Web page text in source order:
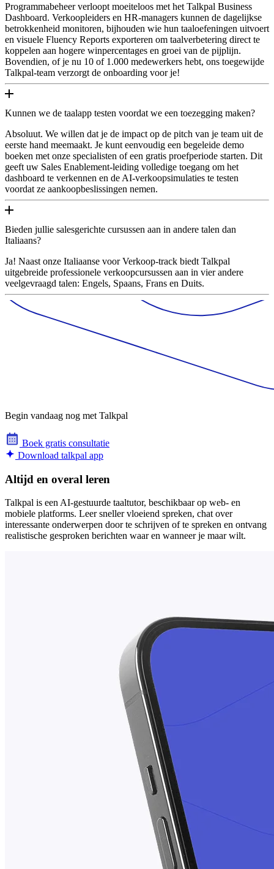
Programmabeheer verloopt moeiteloos met het Talkpal Business
Dashboard. Verkoopleiders en HR-managers kunnen de dagelijkse
betrokkenheid monitoren, bijhouden wie hun taaloefeningen uitvoert
en visuele Fluency Reports exporteren om taalverbetering direct te
koppelen aan hogere winpercentages en groei van de pijplijn.
Bovendien, of je nu 10 of 1.000 medewerkers hebt, ons toegewijde
Talkpal-team verzorgt de onboarding voor je!
Kunnen we de taalapp testen voordat we een toezegging maken?
Absoluut. We willen dat je de impact op de pitch van je team uit de
eerste hand meemaakt. Je kunt eenvoudig een begeleide demo
boeken met onze specialisten of een gratis proefperiode starten. Dit
geeft uw Sales Enablement-leiding volledige toegang om het
dashboard te verkennen en de AI-verkoopsimulaties te testen
voordat ze aankoopbeslissingen nemen.
Bieden jullie salesgerichte cursussen aan in andere talen dan
Italiaans?
Ja! Naast onze Italiaanse voor Verkoop-track biedt Talkpal
uitgebreide professionele verkoopcursussen aan in vier andere
veelgevraagd talen: Engels, Spaans, Frans en Duits.
Begin vandaag nog met Talkpal
Boek gratis consultatie
Download talkpal app
Altijd en overal leren
Talkpal is een AI-gestuurde taaltutor, beschikbaar op web- en
mobiele platforms. Leer sneller vloeiend spreken, chat over
interessante onderwerpen door te schrijven of te spreken en ontvang
realistische gesproken berichten waar en wanneer je maar wilt.